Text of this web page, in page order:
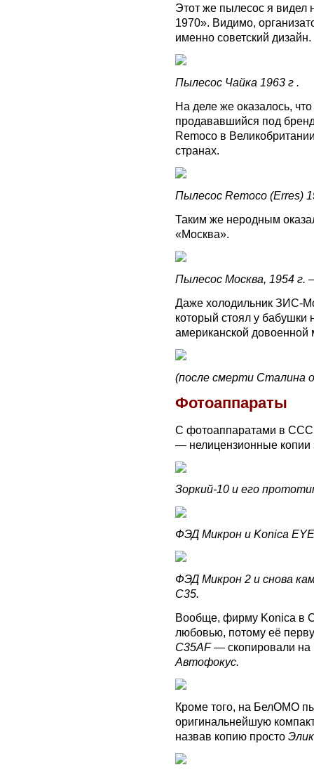
Этот же пылесос я видел
1970». Видимо,
именно советский дизайн.
Пылесос Чайка 1963 г .
На деле же оказалось,
продававшийся под
Remoco в
странах.
Пылесос Remoco (Erres)
Таким же неродным
«Москва».
Пылесос Москва, 1954
Даже холодильник ЗИС-
который стоял у бабушки
американской довоенной
(после смерти Сталина
Фотоаппараты
С фотоаппаратами в
— нелицензионные копии
Зоркий-10 и его
ФЭД Микрон и Konica
ФЭД Микрон 2 и снова
C35.
Вообще, фирму Konica в
любовью, потому её
C35AF— скопировали
Автофокус.
Кроме того, на БелОМО
оригинальнейшую
назвав копию просто